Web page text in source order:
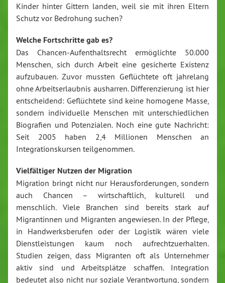
Kinder hinter Gittern landen, weil sie mit ihren Eltern
Schutz vor Bedrohung suchen?
Welche Fortschritte gab es?
Das Chancen-Aufenthaltsrecht ermöglichte 50.000
Menschen, sich durch Arbeit eine gesicherte Existenz
aufzubauen. Zuvor mussten Geflüchtete oft jahrelang
ohne Arbeitserlaubnis ausharren. Differenzierung ist hier
entscheidend: Geflüchtete sind keine homogene Masse,
sondern individuelle Menschen mit unterschiedlichen
Biografien und Potenzialen. Noch eine gute Nachricht:
Seit 2005 haben 2,4 Millionen Menschen an
Integrationskursen teilgenommen.
Vielfältiger Nutzen der Migration
Migration bringt nicht nur Herausforderungen, sondern
auch Chancen – wirtschaftlich, kulturell und
menschlich. Viele Branchen sind bereits stark auf
Migrantinnen und Migranten angewiesen. In der Pflege,
in Handwerksberufen oder der Logistik wären viele
Dienstleistungen kaum noch aufrechtzuerhalten.
Studien zeigen, dass Migranten oft als Unternehmer
aktiv sind und Arbeitsplätze schaffen. Integration
bedeutet also nicht nur soziale Verantwortung, sondern